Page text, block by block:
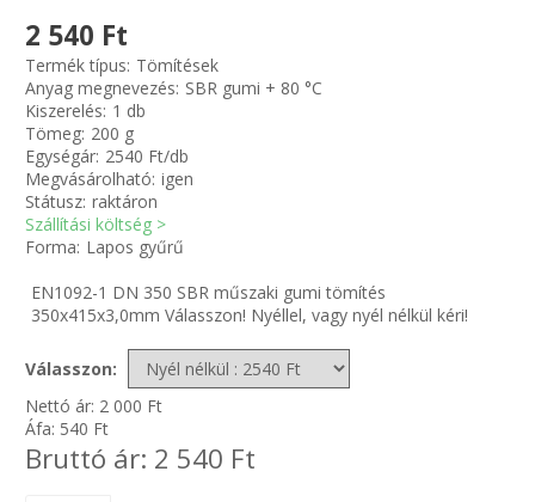
SIMÍTÓZÁRAS TASAK
ETETŐTÁL-TIPLI-GRANULÁTUM
KÖTÖZŐK-JELÖLŐK-IRATTARTÓK
TÖMLŐBILINCS
LEÉRTÉKELT-MARADÉK ANYAGOK
2 540 Ft
Termék típus: Tömítések
Anyag megnevezés: SBR gumi + 80 °C
Kiszerelés: 1 db
Tömeg: 200 g
Egységár: 2540 Ft/db
Megvásárolható: igen
Státusz: raktáron
Szállítási költség >
Forma: Lapos gyűrű
EN1092-1 DN 350 SBR műszaki gumi tömítés
350x415x3,0mm Válasszon! Nyéllel, vagy nyél nélkül kéri!
Válasszon:
Nettó ár: 2 000 Ft
Áfa: 540 Ft
Bruttó ár: 2 540 Ft